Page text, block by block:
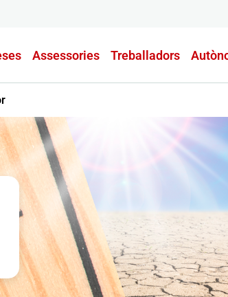
Assessories Treballadors